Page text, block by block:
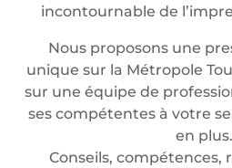
incontournable de
Nous proposons une
unique sur la Métropole
sur une équipe de
ses compétentes à votre
en plus.
Conseils, compétences,